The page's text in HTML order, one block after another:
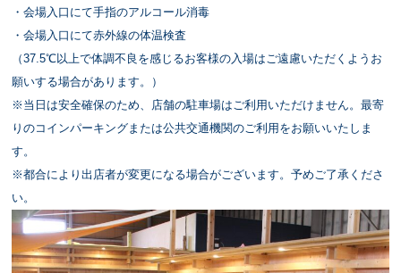
・会場入口にて手指のアルコール消毒
・会場入口にて赤外線の体温検査
（37.5℃以上で体調不良を感じるお客様の入場はご遠慮いただくようお
願いする場合があります。）
※当日は安全確保のため、店舗の駐車場はご利用いただけません。最寄
りのコインパーキングまたは公共交通機関のご利用をお願いいたしま
す。
※都合により出店者が変更になる場合がございます。予めご了承くださ
い。